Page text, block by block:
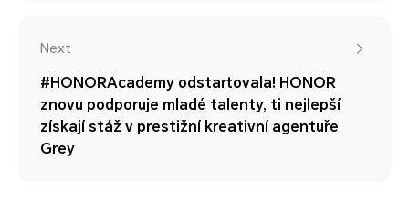
Next
#HONORAcademy odstartovala! HONOR
znovu podporuje mladé talenty, ti nejlepší
získají stáž v prestižní kreativní agentuře
Grey